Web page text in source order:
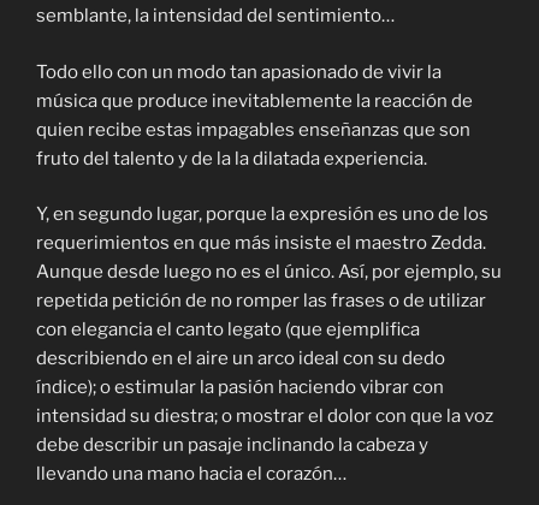
semblante, la intensidad del sentimiento…
Todo ello con un modo tan apasionado de vivir la
música que produce inevitablemente la reacción de
quien recibe estas impagables enseñanzas que son
fruto del talento y de la la dilatada experiencia.
Y, en segundo lugar, porque la expresión es uno de los
requerimientos en que más insiste el maestro Zedda.
Aunque desde luego no es el único. Así, por ejemplo, su
repetida petición de no romper las frases o de utilizar
con elegancia el canto legato (que ejemplifica
describiendo en el aire un arco ideal con su dedo
índice); o estimular la pasión haciendo vibrar con
intensidad su diestra; o mostrar el dolor con que la voz
debe describir un pasaje inclinando la cabeza y
llevando una mano hacia el corazón…